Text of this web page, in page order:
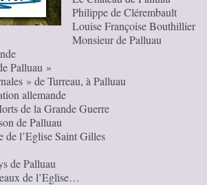
Philippe de Clérembault
Louise Françoise Bouthillier
Monsieur de Palluau
Palluau »
» de Turreau, à Palluau
allemande
de la Grande Guerre
de Palluau
de l’Eglise Saint Gilles
de Palluau
de l’Eglise…